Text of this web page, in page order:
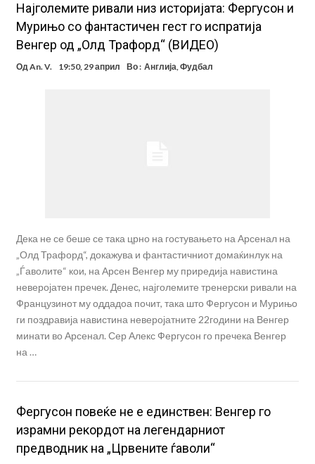
Најголемите ривали низ историјата: Фергусон и
Мурињо со фантастичен гест го испратија
Венгер од „Олд Трафорд“ (ВИДЕО)
ОдAn. V. 19:50, 29 април Во : Англија,Фудбал
Дека не се беше се така црно на гостувањето на Арсенал на
„Олд Трафорд“, докажува и фантастичниот домаќинлук на
„Ѓаволите“ кои, на Арсен Венгер му приредија навистина
неверојатен пречек. Денес, најголемите тренерски ривали на
Французинот му оддадоа почит, така што Фергусон и Мурињо
ги поздравија навистина неверојатните 22години на Венгер
минати во Арсенал. Сер Алекс Фергусон го пречека Венгер
на …
Фергусон повеќе не е единствен: Венгер го
израмни рекордот на легендарниот
предводник на „Црвените ѓаволи“